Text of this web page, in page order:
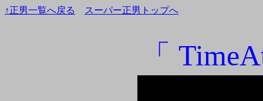
↑正男一覧へ戻る スーパー正男トップへ
「